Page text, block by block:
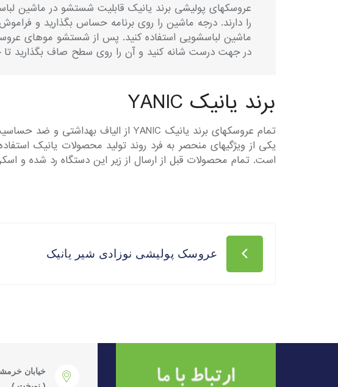
عروسکهای پولیشی برند یانیک قابلیت شستشو در ماشین
را دارند. درجه ماشین را روی برنامه حساس بگذارید و فراموش
ماشین لباسشویی استفاده کنید. پس از شستشو موهای
در جهت درست شانه کنید و آن را روی سطح صاف بگذارید
برند یانیک YANIC
تمام عروسکهای برند یانیک YANIC از الیاف بهداشتی و ضد حساسیت توسط دستگاه های اتوماتیک پر میشود.
یکی از ویژگیهای منحصر به فرد روند تولید محصولات یانیک
است. تمام محصولات قبل از ارسال از زیر این دستگاه رد شده و
عروسک پولیشی نوزادی شیر یانیک
خیابان